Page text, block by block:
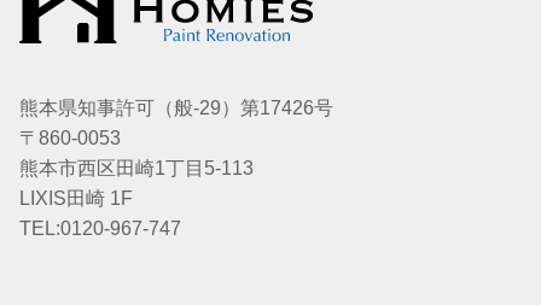
熊本県知事許可（般-29）第17426号
〒860-0053
熊本市西区田崎1丁目5-113
LIXIS田崎 1F
TEL:0120-967-747